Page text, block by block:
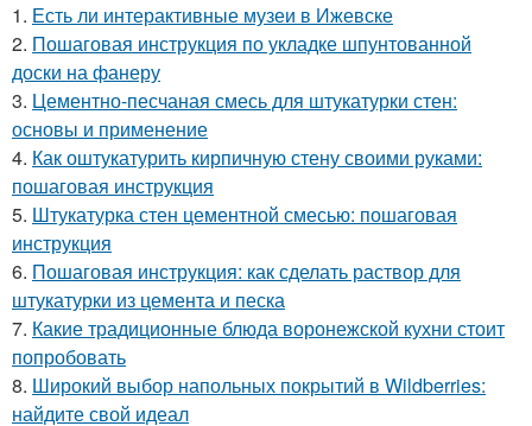
1. Есть ли интерактивные музеи в Ижевске
2. Пошаговая инструкция по укладке шпунтованной
доски на фанеру
3. Цементно-песчаная смесь для штукатурки стен:
основы и применение
4. Как оштукатурить кирпичную стену своими руками:
пошаговая инструкция
5. Штукатурка стен цементной смесью: пошаговая
инструкция
6. Пошаговая инструкция: как сделать раствор для
штукатурки из цемента и песка
7. Какие традиционные блюда воронежской кухни стоит
попробовать
8. Широкий выбор напольных покрытий в Wildberries:
найдите свой идеал